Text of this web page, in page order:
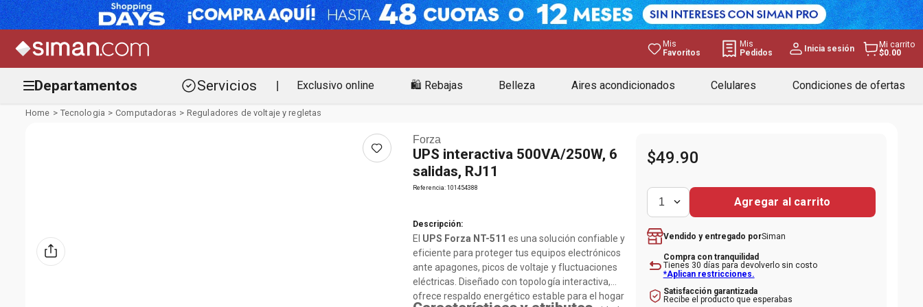
Mis
Favoritos
Mis
Pedidos
Inicia sesión
Mi carrito
$0.00
Departamentos Servicios Exclusivo online 🛍️ Rebajas Belleza Aires acondicionados Celulares Condiciones de ofertas
Tecnologia Computadoras Reguladores de voltaje y regletas
Forza
UPS interactiva 500VA/250W, 6
salidas, RJ11
Referencia: 101454388
Descripción:
El UPS Forza NT-511 es una solución confiable y
eficiente para proteger tus equipos electrónicos
ante apagones, picos de voltaje y fluctuaciones
eléctricas. Diseñado con topología interactiva,
ofrece respaldo energético estable para el hogar
$49.90
1 Agregar al carrito
Vendido y entregado porSiman
Compra con tranquilidad
Tienes 30 días para devolverlo sin costo
*Aplican restricciones.
Satisfacción garantizada
Recibe el producto que esperabas